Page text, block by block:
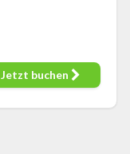
Jetzt buchen